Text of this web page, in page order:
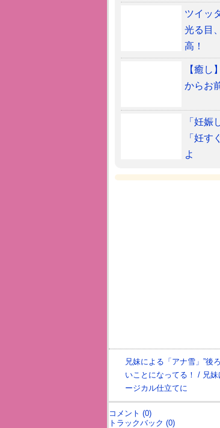
ツイッ
光る目
高！
【癒し
からお
「妊娠
「妊す
よ
兄妹による「アナ雪」”後
いことになってる！ / 兄
ージカル仕立てに
コメント (0)
トラックバック (0)